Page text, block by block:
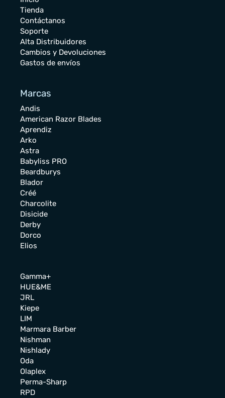
Tienda
Contáctanos
Soporte
Alta Distribuidores
Cambios y Devoluciones
Gastos de envíos
Marcas
Andis
American Razor Blades
Aprendiz
Arko
Astra
Babyliss PRO
Beardburys
Blador
Créé
Charcolite
Disicide
Derby
Dorco
Elios
Gamma+
HUE&ME
JRL
Kiepe
LIM
Marmara Barber
Nishman
Nishlady
Oda
Olaplex
Perma-Sharp
RPD